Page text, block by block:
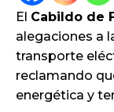
El Cabildo de
alegaciones a
transporte
reclamando
energética y